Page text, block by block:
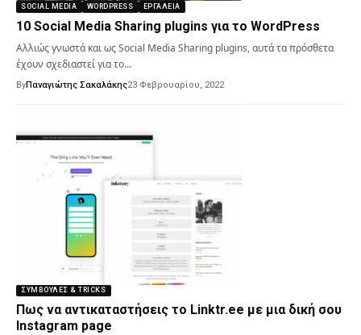
SOCIAL MEDIA WORDPRESS ΕΡΓΑΛΕΊΑ
10 Social Media Sharing plugins για το WordPress
Αλλιώς γνωστά και ως Social Media Sharing plugins, αυτά τα πρόσθετα
έχουν σχεδιαστεί για το…
ByΠαναγιώτης Σακαλάκης23 Φεβρουαρίου, 2022
ΣΥΜΒΟΥΛΈΣ & TRICKS
Πως να αντικαταστήσεις το Linktr.ee με μια δική σου
Instagram page